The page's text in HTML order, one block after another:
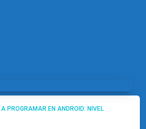
PROGRAMAR EN ANDROID: NIVEL